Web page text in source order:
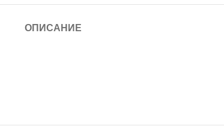
ОПИСАНИЕ